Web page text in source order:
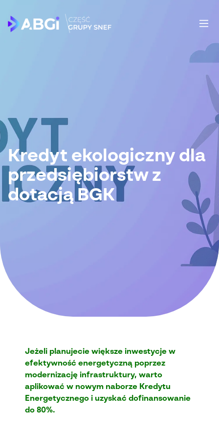
Kredyt ekologiczny dla
przedsiębiorstw z
dotacją BGK
Jeżeli planujecie większe inwestycje w
efektywność energetyczną poprzez
modernizację infrastruktury, warto
aplikować w nowym naborze Kredytu
Energetycznego i uzyskać dofinansowanie
do 80%.